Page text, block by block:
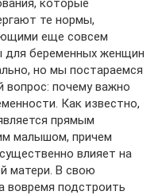
те нормы,
еще совсем
беременных женщин
но мы постараемся
вопрос: почему важно
Как известно,
прямым
малышом, причем
влияет на
матери. В свою
вовремя подстроить